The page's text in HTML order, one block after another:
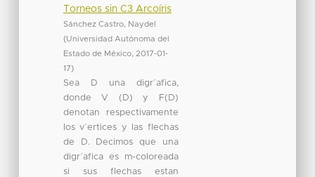
Torneos sin C3 Arcoíris
Sánchez Castro, Naydel
(Universidad Autónoma del
Estado de México, 2017-01-
17)
Sea D una digr´afica,
donde V (D) y F(D)
denotan respectivamente
los v´ertices y las flechas
de D. Decimos que una
digr´afica es m-coloreada
si sus flechas estan